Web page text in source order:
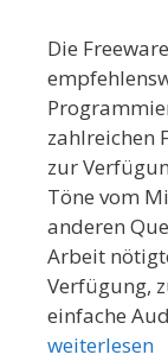
Die
zahlreichen
zur
Töne vom
anderen
Arbeit
Verfügung,
einfache
weiterlesen